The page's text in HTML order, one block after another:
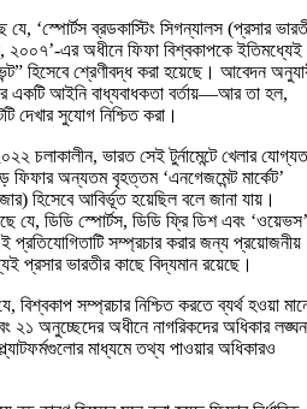
‘স্পোর্টস ব্রডকাস্টিং সিগন্যালস (প্রসার
২০০৭’-এর অধীনে ফিফা বিশ্বকাপকে ইতিমধ্যেই
হিসেবে শ্রেণীবদ্ধ করা হয়েছে। আবেদন
একটি আইনি বাধ্যবাধকতা বর্তায়—আর তা হল,
দেখার সুযোগ নিশ্চিত করা।
চলাকালীন, ভারত সেই টুর্নামেন্টে খেলার
ফিফার অন্যতম বৃহত্তম ‘এনগেজমেন্ট মার্কেট’
হিসেবে আবির্ভূত হয়েছিল বলে জানা যায়।
যে, ডিডি স্পোর্টস, ডিডি ফ্রি ডিশ এবং ‘ওয়েভস’
প্রতিযোগিতাটি সম্প্রচার করার জন্য প্রয়োজনীয়
প্রসার ভারতীর কাছে বিদ্যমান রয়েছে।
বিশ্বকাপ সম্প্রচার নিশ্চিত করতে ব্যর্থ হওয়া
২১ অনুচ্ছেদের অধীনে নাগরিকদের অধিকার লঙ্ঘন
মাধ্যমে তথ্য পাওয়ার অধিকারও